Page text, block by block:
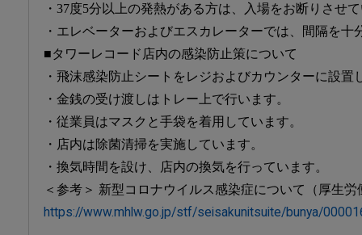
・37度5分以上の発熱がある方は、入場をお断りさせ
・エレベーターおよびエスカレーターでは、間隔を十
■タワーレコード店内の感染防止策について
・飛沫感染防止シートをレジおよびカウンターに設置
・金銭の受け渡しはトレー上で行います。
・従業員はマスクと手袋を着用しています。
・店内は除菌清掃を実施しています。
・換気時間を設け、店内の換気を行っています。
＜参考＞ 新型コロナウイルス感染症について（厚生労
https://www.mhlw.go.jp/stf/seisakunitsuite/bunya/